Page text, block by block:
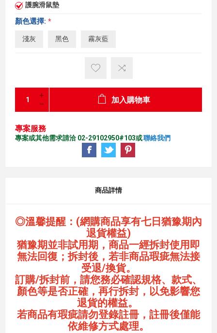
護腕滑鼠墊
顏色選擇: *
淺灰 黑色 霧灰藍
加入購物車
專案服務
專案或其他需求請洽 02-29102950#103或聯絡我們
商品詳情
◎溫馨提醒：(網購商品享有七日猶豫期內
退貨權益)
猶豫期並非試用期，商品一經拆封使用即
無法回復；拆封後，若非商品瑕疵無法接
受退/換貨。
訂購/拆封前，請您務必確認規格、款式、
顏色等是否正確，再行拆封，以免影響您
退貨的權益。
若商品有瑕疵請勿登錄註冊，註冊後僅能
依維修方式處理。